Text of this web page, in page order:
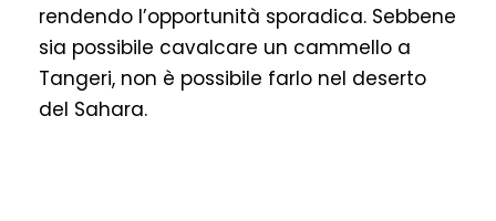
rendendo l’opportunità sporadica. Sebbene
sia possibile cavalcare un cammello a
Tangeri, non è possibile farlo nel deserto
del Sahara.